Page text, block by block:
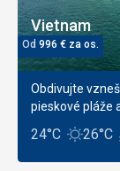
Vietnam
Od 996 € za os.
Obdivujte
pieskové pláže
24°C 26°C